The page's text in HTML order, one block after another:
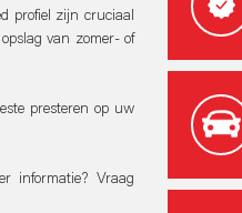
profiel zijn cruciaal
van zomer- of
presteren op uw
informatie? Vraag